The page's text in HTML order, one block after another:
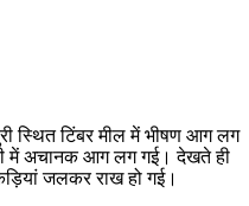
स्थित टिंबर मील में भीषण आग लग
में अचानक आग लग गई। देखते ही
जलकर राख हो गई।